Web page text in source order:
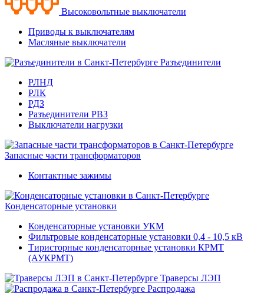
Высоковольтные выключатели
Приводы к выключателям
Масляные выключатели
Разъединители
РЛНД
РЛК
РДЗ
Разъединители РВЗ
Выключатели нагрузки
Запасные части трансформаторов
Контактные зажимы
Конденсаторные установки
Конденсаторные установки УКМ
Фильтровые конденсаторные установки 0,4 - 10,5 кВ
Тиристорные конденсаторные установки КРМТ
(АУКРМТ)
Траверсы ЛЭП
Распродажа